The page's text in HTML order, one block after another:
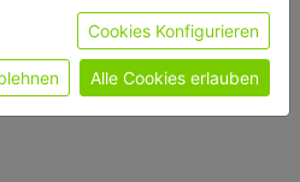
nutzen, geben Sie
Cookies.
sie in unserer
im Impressum
Cookies Konfigurieren
Alle Cookies erlauben